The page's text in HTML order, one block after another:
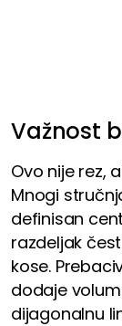
Važnost
Ovo nije rez,
Mnogi
definisan
razdeljak
kose.
dodaje
dijagonalnu